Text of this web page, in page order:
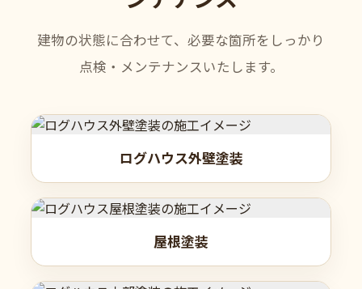
建物の状態に合わせて、必要な箇所をしっかり
点検・メンテナンスいたします。
ログハウス外壁塗装
屋根塗装